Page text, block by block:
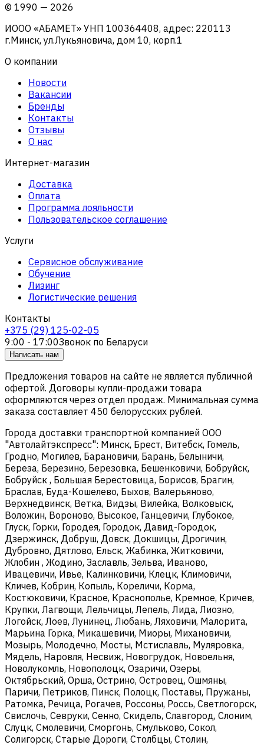
© 1990 — 2026
ИООО «АБАМЕТ» УНП 100364408, адрес: 220113
г.Минск, ул.Лукьяновича, дом 10, корп.1
О компании
Новости
Вакансии
Бренды
Контакты
Отзывы
О нас
Интернет-магазин
Доставка
Оплата
Программа лояльности
Пользовательское соглашение
Услуги
Сервисное обслуживание
Обучение
Лизинг
Логистические решения
Контакты
+375 (29) 125-02-05
9:00 - 17:00Звонок по Беларуси
Написать нам
Предложения товаров на сайте не является публичной
офертой. Договоры купли-продажи товара
оформляются через отдел продаж. Минимальная сумма
заказа составляет 450 белорусских рублей.
Города доставки транспортной компанией ООО
"Автолайтэкспресс": Минск, Брест, Витебск, Гомель,
Гродно, Могилев, Барановичи, Барань, Белыничи,
Береза, Березино, Березовка, Бешенковичи, Бобруйск,
Бобруйск , Большая Берестовица, Борисов, Брагин,
Браслав, Буда-Кошелево, Быхов, Валерьяново,
Верхнедвинск, Ветка, Видзы, Вилейка, Волковыск,
Воложин, Вороново, Высокое, Ганцевичи, Глубокое,
Глуск, Горки, Городея, Городок, Давид-Городок,
Дзержинск, Добруш, Довск, Докшицы, Дрогичин,
Дубровно, Дятлово, Ельск, Жабинка, Житковичи,
Жлобин , Жодино, Заславль, Зельва, Иваново,
Ивацевичи, Ивье, Калинковичи, Клецк, Климовичи,
Кличев, Кобрин, Копыль, Кореличи, Корма,
Костюковичи, Красное, Краснополье, Кремное, Кричев,
Крупки, Лагвощи, Лельчицы, Лепель, Лида, Лиозно,
Логойск, Лоев, Лунинец, Любань, Ляховичи, Малорита,
Марьина Горка, Микашевичи, Миоры, Михановичи,
Мозырь, Молодечно, Мосты, Мстиславль, Муляровка,
Мядель, Наровля, Несвиж, Новогрудок, Новоельня,
Новолукомль, Новополоцк, Озаричи, Озеры,
Октябрьский, Орша, Острино, Островец, Ошмяны,
Паричи, Петриков, Пинск, Полоцк, Поставы, Пружаны,
Ратомка, Речица, Рогачев, Россоны, Россь, Светлогорск,
Свислочь, Севруки, Сенно, Скидель, Славгород, Слоним,
Слуцк, Смолевичи, Сморгонь, Смульково, Сокол,
Солигорск, Старые Дороги, Столбцы, Столин,